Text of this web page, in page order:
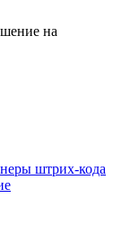
на
штрих-кода